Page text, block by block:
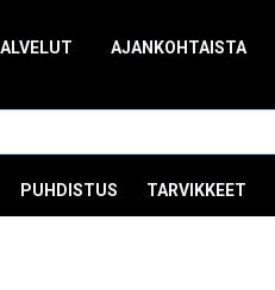
AJANKOHTAISTA
PUHDISTUS TARVIKKEET